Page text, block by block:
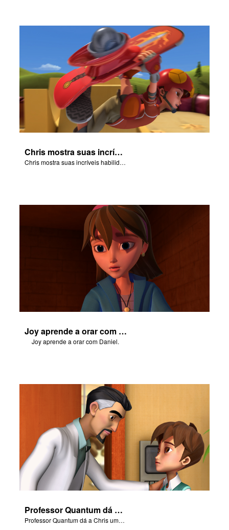
Chris mostra suas incríveis habilidades no skate para Joy e Gizmo.
Chris mostra suas incríveis habilidades no skate para Joy e Gizmo.
Joy aprende a orar com Daniel.
Joy aprende a orar com Daniel.
Professor Quantum dá a Chris uma advertência justa.
Professor Quantum dá a Chris uma advertência justa.